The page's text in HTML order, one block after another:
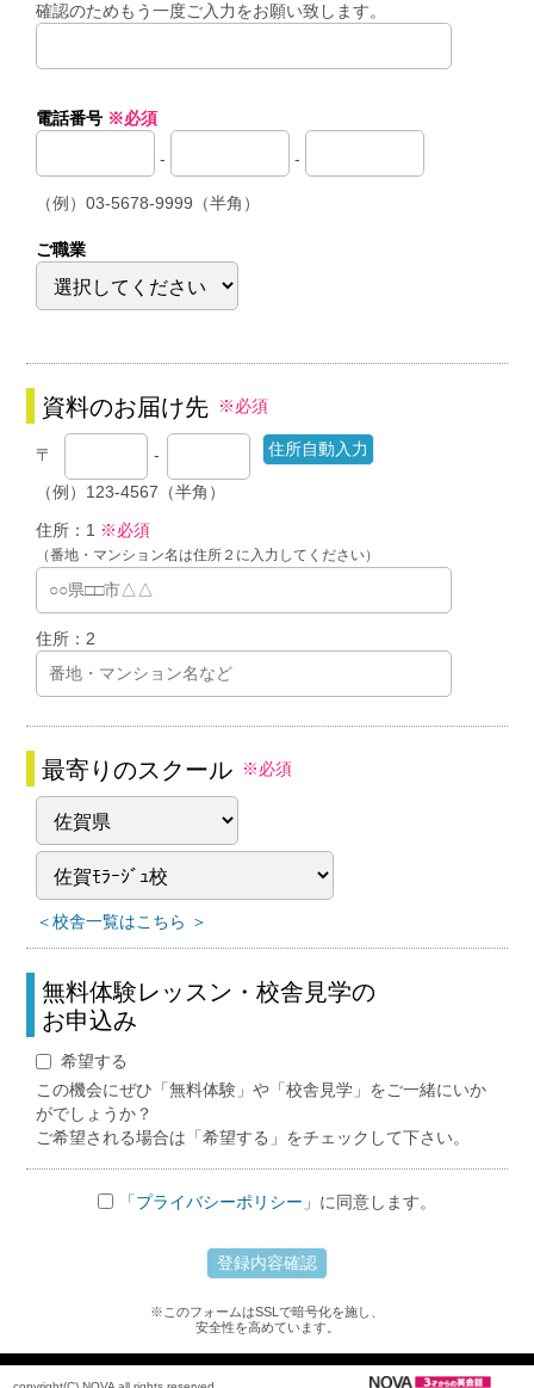
確認のためもう一度ご入力をお願い致します。
電話番号 ※必須
- -
（例）03-5678-9999（半角）
ご職業
資料のお届け先 ※必須
〒
-
（例）123-4567（半角）
住所：1 ※必須
（番地・マンション名は住所２に入力してください）
住所：2
最寄りのスクール ※必須
＜校舎一覧はこちら ＞
無料体験レッスン・校舎見学の
お申込み
希望する
この機会にぜひ「無料体験」や「校舎見学」をご一緒にいか
がでしょうか？
ご希望される場合は「希望する」をチェックして下さい。
「 プライバシーポリシー 」に同意します。
※このフォームはSSLで暗号化を施し、
安全性を高めています。